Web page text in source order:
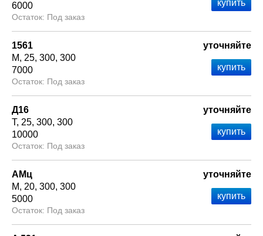
6000
Под заказ
1561
М
25 300 300
7000
Под заказ
уточняйте
Д16
Т 25 300 300
10000
Под заказ
уточняйте
АМц
М
20 300 300
5000
Под заказ
уточняйте